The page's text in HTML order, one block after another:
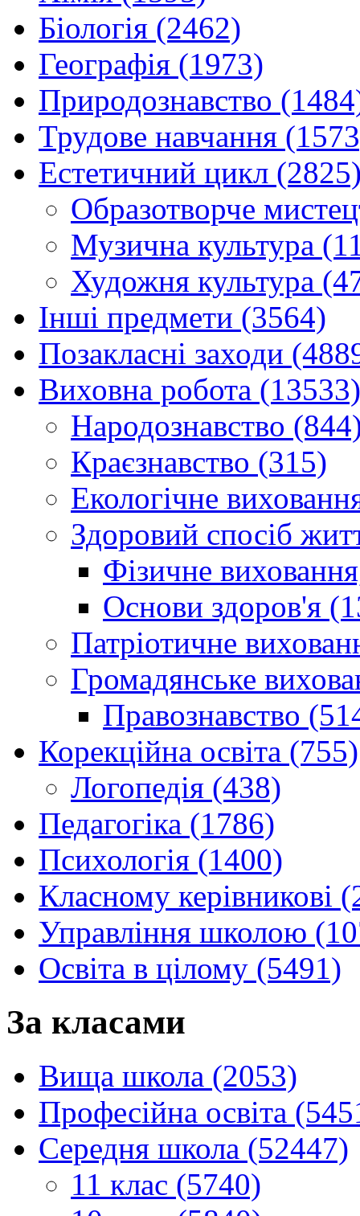
Біологія (2462)
Географія (1973)
Природознавство
Трудове навчання
Естетичний цикл
Образотворче
Музична культура
Художня культура
Інші предмети (3564)
Позакласні заходи
Виховна робота (13533)
Народознавство
Краєзнавство (315)
Екологічне
Здоровий спосіб
Фізичне
Основи здоров'я
Патріотичне
Громадянське
Правознавство
Корекційна освіта (755)
Логопедія (438)
Педагогіка (1786)
Психологія (1400)
Класному керівникові
Управління школою
Освіта в цілому (5491)
За класами
Вища школа (2053)
Професійна освіта
Середня школа (52447)
11 клас (5740)